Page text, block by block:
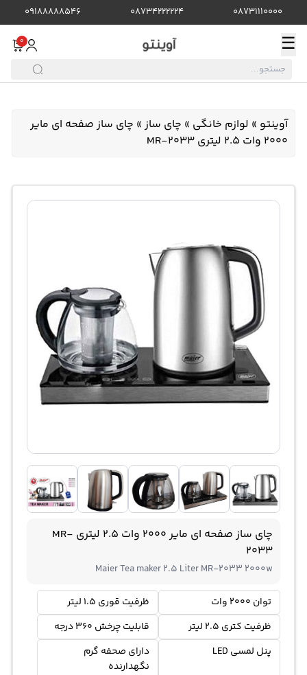
08731110000
08734222224
09188888546
☰
0
آوینتو » لوازم خانگی » چای ساز» چای ساز صفحه ای مایر
2000 وات 2.5 لیتری MR-2033
چای ساز صفحه ای مایر 2000 وات 2.5 لیتری MR-
2033
Maier Tea maker 2.5 Liter MR-2033 2000w
توان 2000 وات
ظرفیت قوری 1.5 لیتر
ظرفیت کتری 2.5 لیتر
قابلیت چرخش 360 درجه
پنل لمسی LED
دارای صحفه گرم
نگهدارنده